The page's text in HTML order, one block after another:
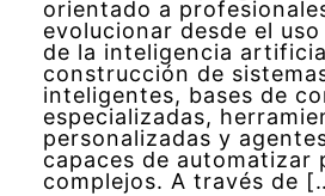
orientado a
evolucionar desde el
de la inteligencia
construcción de
inteligentes, bases de
especializadas,
personalizadas y
capaces de automatizar
complejos. A través de